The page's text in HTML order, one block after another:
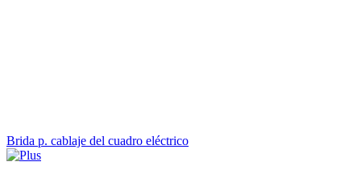
Brida p. cablaje del cuadro eléctrico